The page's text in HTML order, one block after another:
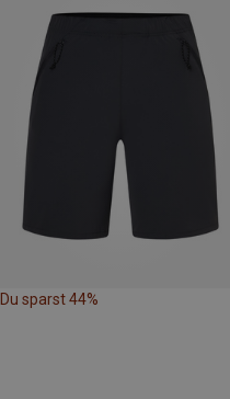
Du sparst 44%